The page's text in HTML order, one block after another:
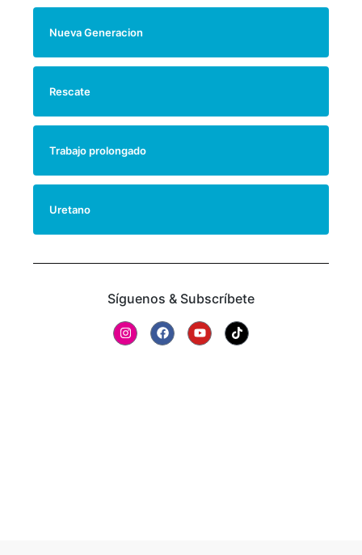
Nueva Generacion
Rescate
Trabajo prolongado
Uretano
Síguenos & Subscríbete